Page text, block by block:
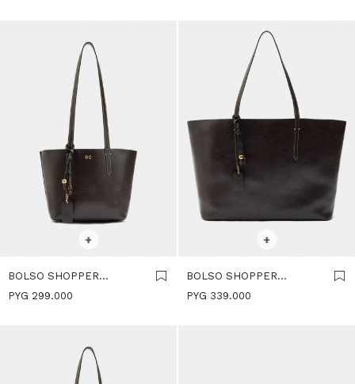
+
BOLSO SHOPPER
REVERSIBLE CON BOLSA
PYG 299.000
+
BOLSO SHOPPER
REVERSIBLE CON BOLSA
PYG 339.000